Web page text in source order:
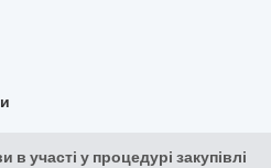
в участі у процедурі закупівлі